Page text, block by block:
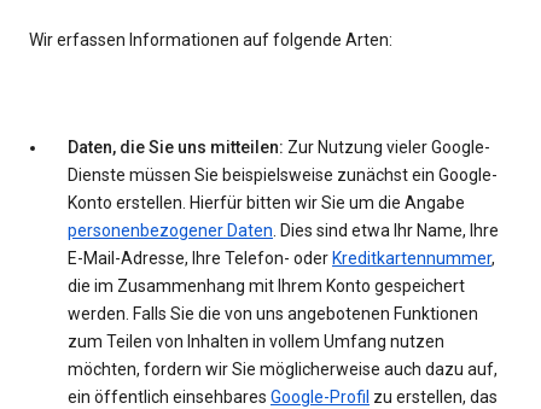
Wir erfassen Informationen auf folgende Arten:
Daten, die Sie uns mitteilen: Zur Nutzung vieler Google-
Dienste müssen Sie beispielsweise zunächst ein Google-
Konto erstellen. Hierfür bitten wir Sie um die Angabe
personenbezogener Daten. Dies sind etwa Ihr Name, Ihre
E-Mail-Adresse, Ihre Telefon- oder Kreditkartennummer,
die im Zusammenhang mit Ihrem Konto gespeichert
werden. Falls Sie die von uns angebotenen Funktionen
zum Teilen von Inhalten in vollem Umfang nutzen
möchten, fordern wir Sie möglicherweise auch dazu auf,
ein öffentlich einsehbares Google-Profil zu erstellen, das